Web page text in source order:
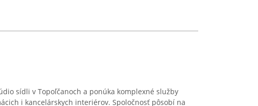
sídli v Topoľčanoch a ponúka komplexné služby
i kancelárskych interiérov. Spoločnosť pôsobí na